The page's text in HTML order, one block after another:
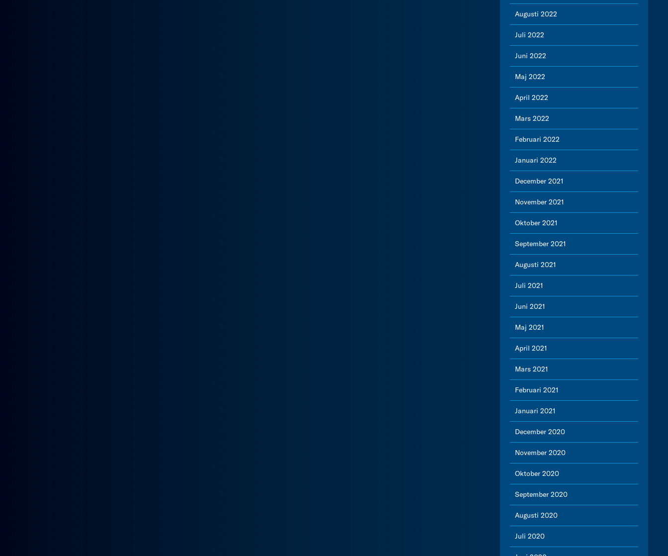
Augusti 2022
Juli 2022
Juni 2022
Maj 2022
April 2022
Mars 2022
Februari 2022
Januari 2022
December 2021
November 2021
Oktober 2021
September 2021
Augusti 2021
Juli 2021
Juni 2021
Maj 2021
April 2021
Mars 2021
Februari 2021
Januari 2021
December 2020
November 2020
Oktober 2020
September 2020
Augusti 2020
Juli 2020